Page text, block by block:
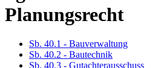
Planungsrecht
Sb. 40.1 - Bauverwaltung
Sb. 40.2 - Bautechnik
Sb. 40.3 - Gutachterausschuss